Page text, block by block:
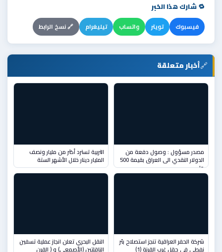
🔁 شارك هذا الخبر
فيسبوك تويتر واتساب تيليغرام 🔗 نسخ الرابط
🔗أخبار متعلقة
مصدر مسؤول : وصول دفعة من
الدولار النقدي الى العراق بقيمة 500
ملي
التربية تسترد أكثر من مليار ونصف
المليار دينار خلال الأشهر الستة
شركة الحفر العراقية تنجز استصلاح بئر
نفطي في حقل غرب القرنة (1)
النقل البحري تعلن انجاز عملية تسفين
الناقلتين (الأصمعي) و ( القرن